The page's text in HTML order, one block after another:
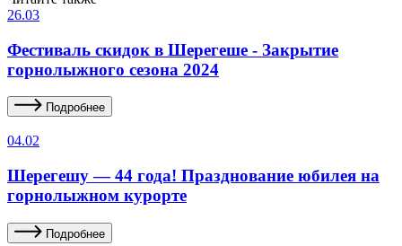
26.03
Фестиваль скидок в Шерегеше - Закрытие
горнолыжного сезона 2024
Подробнее
04.02
Шерегешу — 44 года! Празднование юбилея на
горнолыжном курорте
Подробнее